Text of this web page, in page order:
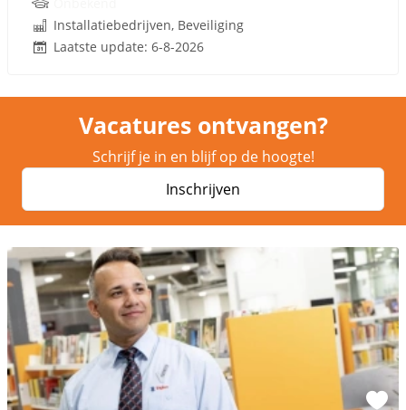
Installatiebedrijven, Beveiliging
Laatste update: 6-8-2026
Vacatures ontvangen?
Schrijf je in en blijf op de hoogte!
Inschrijven